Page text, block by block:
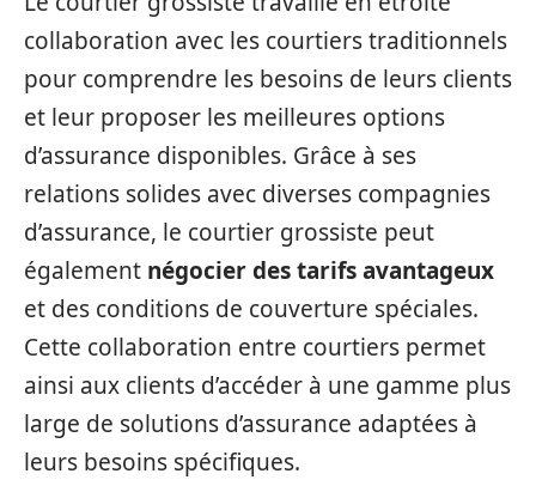
collaboration avec les courtiers traditionnels
pour comprendre les besoins de leurs clients
et leur proposer les meilleures options
d’assurance disponibles. Grâce à ses
relations solides avec diverses compagnies
d’assurance, le courtier grossiste peut
également négocier des tarifs avantageux
et des conditions de couverture spéciales.
Cette collaboration entre courtiers permet
ainsi aux clients d’accéder à une gamme plus
large de solutions d’assurance adaptées à
leurs besoins spécifiques.